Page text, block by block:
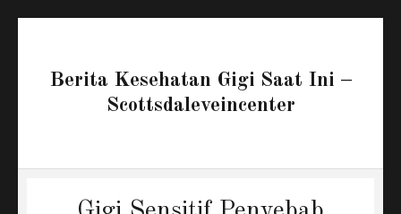
Berita Kesehatan Gigi Saat Ini –
Scottsdaleveincenter